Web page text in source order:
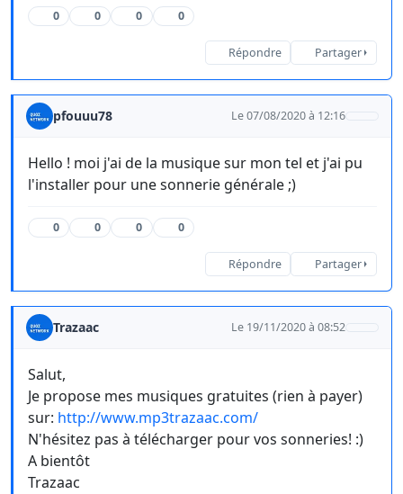
0 0 0 0
Répondre Partager
pfouuu78 Le 07/08/2020 à 12:16
Hello ! moi j'ai de la musique sur mon tel et j'ai pu
l'installer pour une sonnerie générale ;)
0 0 0 0
Répondre Partager
Trazaac Le 19/11/2020 à 08:52
Salut,
Je propose mes musiques gratuites (rien à payer)
sur: http://www.mp3trazaac.com/
N'hésitez pas à télécharger pour vos sonneries! :)
A bientôt
Trazaac